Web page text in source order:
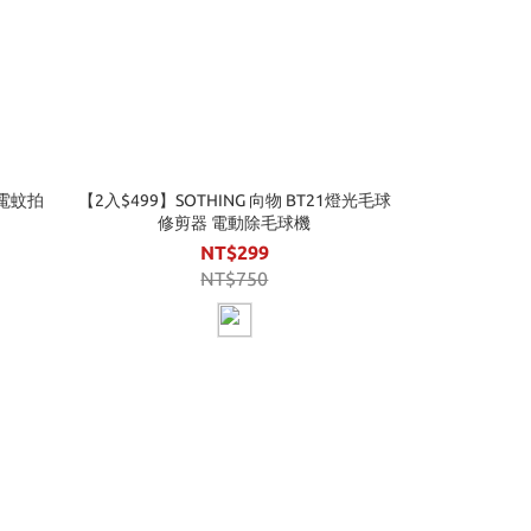
蚊拍
【2入$499】SOTHING 向物 BT21燈光毛球
修剪器 電動除毛球機
NT$299
NT$750